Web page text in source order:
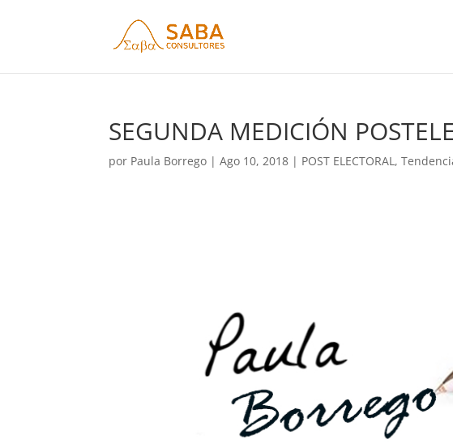
SEGUNDA MEDICIÓN
por Paula Borrego |Ago 10, 2018 | POST ELECTORAL,